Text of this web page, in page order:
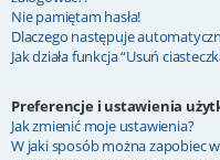
Nie pamiętam hasła!
Dlaczego następuje
Jak działa funkcja “Usuń
Preferencje i ustawienia
Jak zmienić moje ustawienia?
W jaki sposób można zapobiec